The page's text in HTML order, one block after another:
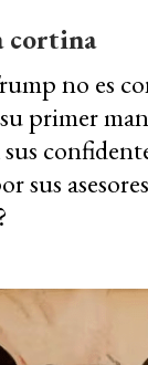
cortina
no es
primer
sus